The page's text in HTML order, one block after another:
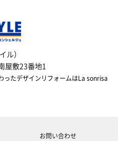
ル）
屋敷23番地1
ったデザインリフォームはLa sonrisa
お問い合わせ